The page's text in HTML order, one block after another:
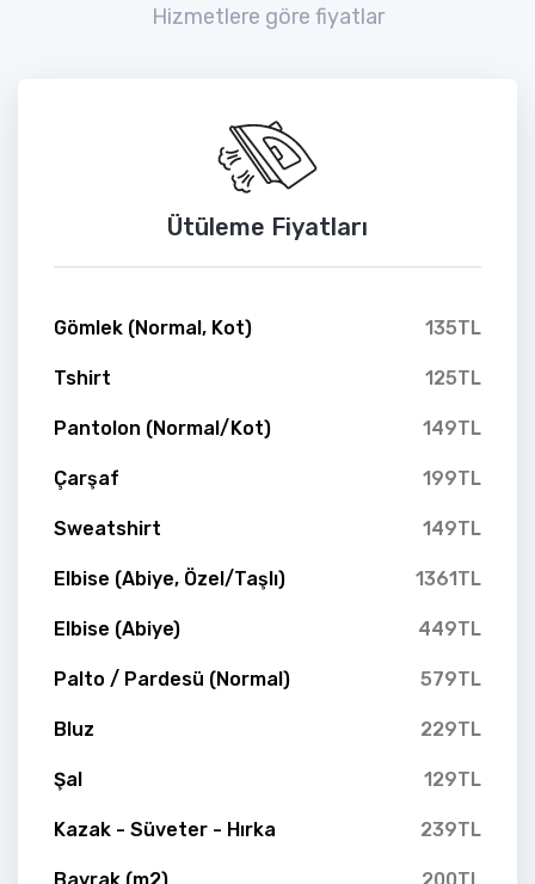
Hizmetlere göre fiyatlar
Ütüleme Fiyatları
Gömlek (Normal, Kot) 135TL
Tshirt 125TL
Pantolon (Normal/Kot) 149TL
Çarşaf 199TL
Sweatshirt 149TL
Elbise (Abiye, Özel/Taşlı) 1361TL
Elbise (Abiye) 449TL
Palto / Pardesü (Normal) 579TL
Bluz 229TL
Şal 129TL
Kazak - Süveter - Hırka 239TL
Bayrak (m2) 200TL